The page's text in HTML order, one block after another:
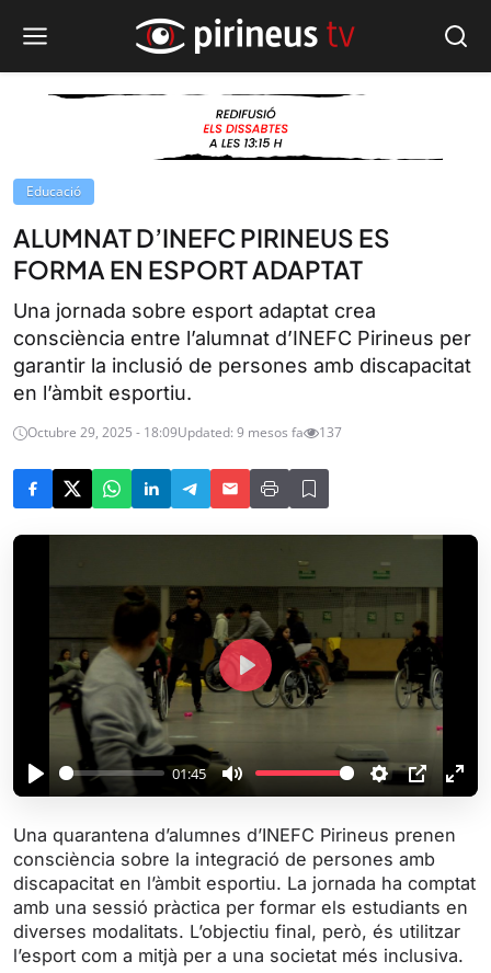
Educació
ALUMNAT D’INEFC PIRINEUS ES
FORMA EN ESPORT ADAPTAT
Una jornada sobre esport adaptat crea
consciència entre l’alumnat d’INEFC Pirineus per
garantir la inclusió de persones amb discapacitat
en l’àmbit esportiu.
Octubre 29, 2025 - 18:09Updated: 9 mesos fa 137
P
a
y
01:45
M
t
e
S
t
t
i
n
g
P
P
E
e
r
f
u
P
Una quarantena d’alumnes d’INEFC Pirineus prenen
consciència sobre la integració de persones amb
discapacitat en l’àmbit esportiu. La jornada ha comptat
amb una sessió pràctica per formar els estudiants en
diverses modalitats. L’objectiu final, però, és utilitzar
l’esport com a mitjà per a una societat més inclusiva.